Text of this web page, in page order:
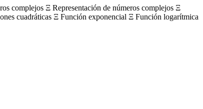
complejos Ξ Representación de números complejos Ξ
cuadráticas Ξ Función exponencial Ξ Función logarítmica